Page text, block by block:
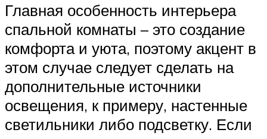
Главная особенность интерьера
спальной комнаты – это создание
комфорта и уюта, поэтому акцент в
этом случае следует сделать на
дополнительные источники
освещения, к примеру, настенные
светильники либо подсветку. Если